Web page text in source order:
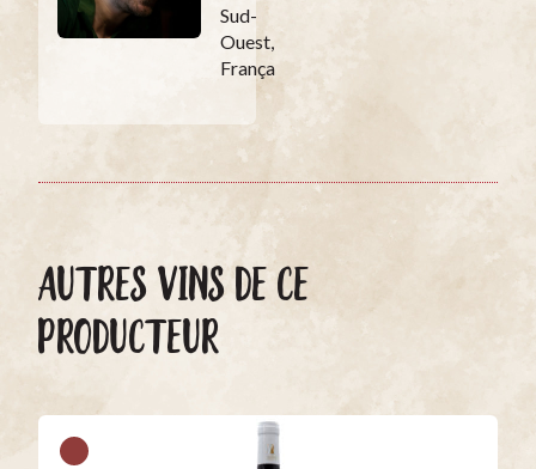
Sud-
Ouest,
França
AUTRES VINS DE CE
PRODUCTEUR